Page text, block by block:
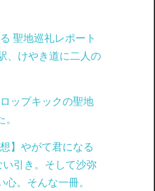
聖地巡礼レポート
、けやき道に二人の
ップキックの聖地
】やがて君になる
引き。そして沙弥
。そんな一冊。